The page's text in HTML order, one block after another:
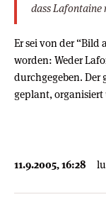
dass Lafontaine
Er sei von der “Bild
worden: Weder
durchgegeben. Der
geplant,
11.9.2005, 16:28